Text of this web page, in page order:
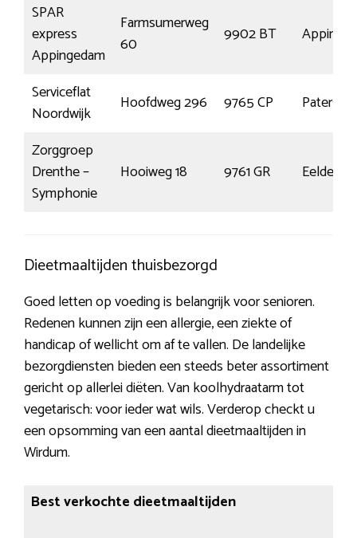
SPAR
express
Appingedam
Farmsumerweg
60
9902 BT
Serviceflat
Noordwijk
Hoofdweg 296 9765 CP
Zorggroep
Drenthe –
Symphonie
Hooiweg 18 9761 GR Eelde
Dieetmaaltijden thuisbezorgd
Goed letten op voeding is belangrijk voor senioren.
Redenen kunnen zijn een allergie, een ziekte of
handicap of wellicht om af te vallen. De landelijke
bezorgdiensten bieden een steeds beter assortiment
gericht op allerlei diëten. Van koolhydraatarm tot
vegetarisch: voor ieder wat wils. Verderop checkt u
een opsomming van een aantal dieetmaaltijden in
Wirdum.
Best verkochte dieetmaaltijden